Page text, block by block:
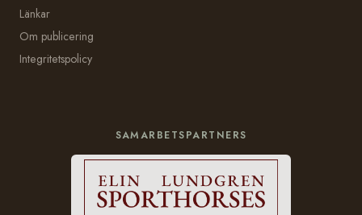
Länkar
Om publicering
Integritetspolicy
SAMARBETSPARTNERS